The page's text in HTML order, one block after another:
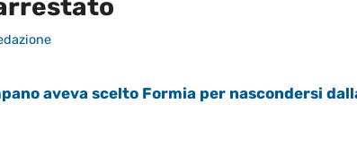
aveva scelto Formia per nascondersi